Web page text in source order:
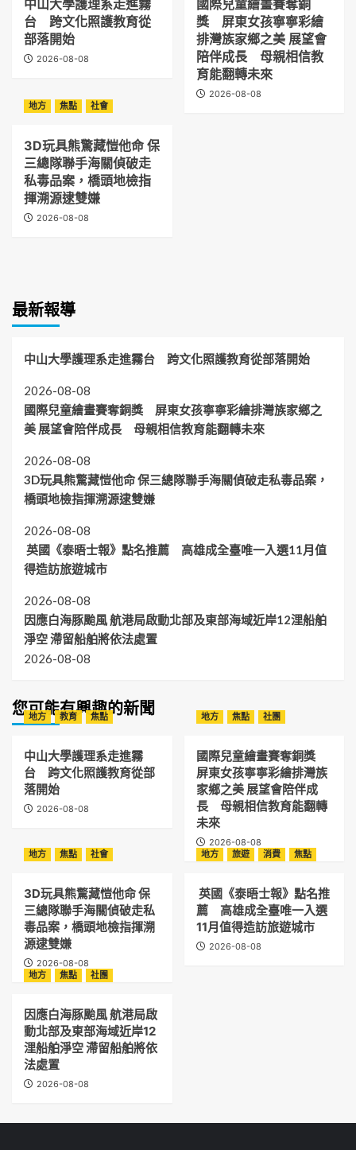
中山大學護理系走進霧
台 跨文化照護教育從
部落開始
2026-08-08
國際兒童繪畫賽奪銅
獎 屏東女孩寧寧彩繪
排灣族家鄉之美 展望會
陪伴成長 母親相信教
育能翻轉未來
2026-08-08
地方
焦點 社會
3D玩具熊驚藏愷他命 保
三總隊聯手海關偵破走
私毒品案，橋頭地檢指
揮溯源逮雙嫌
2026-08-08
最新報導
中山大學護理系走進霧台 跨文化照護教育從部落開始
2026-08-08
國際兒童繪畫賽奪銅獎 屏東女孩寧寧彩繪排灣族家鄉之
美 展望會陪伴成長 母親相信教育能翻轉未來
2026-08-08
3D玩具熊驚藏愷他命 保三總隊聯手海關偵破走私毒品案，
橋頭地檢指揮溯源逮雙嫌
2026-08-08
英國《泰晤士報》點名推薦 高雄成全臺唯一入選11月值
得造訪旅遊城市
2026-08-08
因應白海豚颱風 航港局啟動北部及東部海域近岸12浬船舶
淨空 滯留船舶將依法處置
2026-08-08
您可能有興趣的新聞
地方 教育 焦點
中山大學護理系走進霧
台 跨文化照護教育從部
落開始
2026-08-08
地方 焦點 社團
國際兒童繪畫賽奪銅獎
屏東女孩寧寧彩繪排灣族
家鄉之美 展望會陪伴成
長 母親相信教育能翻轉
未來
2026-08-08
地方
焦點 社會
3D玩具熊驚藏愷他命 保
三總隊聯手海關偵破走私
毒品案，橋頭地檢指揮溯
源逮雙嫌
2026-08-08
地方 旅遊 消費 焦點
英國《泰晤士報》點名推
薦 高雄成全臺唯一入選
11月值得造訪旅遊城市
2026-08-08
地方 焦點 社團
因應白海豚颱風 航港局啟
動北部及東部海域近岸12
浬船舶淨空 滯留船舶將依
法處置
2026-08-08